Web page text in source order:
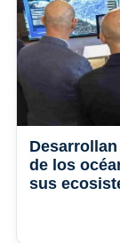
de los
sus